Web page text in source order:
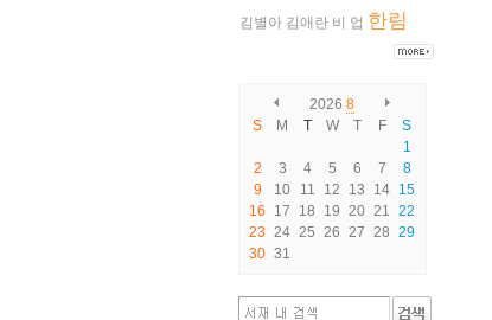
김별아 김애란 비 업 한림
2026 8
S
M T W T F
S
1
2
3 4 5 6 7
8
9
10 11 12 13 14 15
16
17 18 19 20 21 22
23 24 25 26 27 28 29
30 31